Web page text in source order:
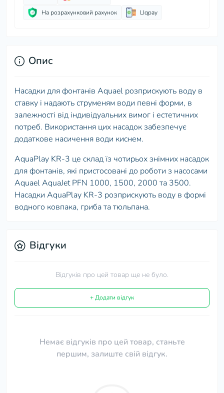
На розрахунковий рахунок
LIqpay
Опис
Насадки для фонтанів Aquael розприскують воду в
ставку і надають струменям води певні форми, в
залежності від індивідуальних вимог і естетичних
потреб. Використання цих насадок забезпечує
додаткове насичення води киснем.
AquaPlay KR-3 це склад їз чотирьох знімних насадок
для фонтанів, які пристосовані до роботи з насосами
Aquael AquaJet PFN 1000, 1500, 2000 та 3500.
Насадки AquaPlay KR-3 розприскують воду в формі
водного ковпака, гриба та тюльпана.
Відгуки
Відгуків про цей товар ще не було.
+ Додати відгук
Немає відгуків про цей товар, станьте
першим, залиште свій відгук.